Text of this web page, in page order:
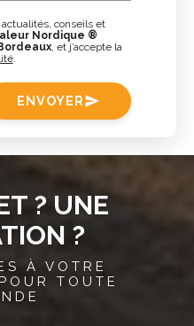
conseils et
Nordique ®
, et j’accepte la
.
ENVOYERsend
? UNE
?
À VOTRE
TOUTE